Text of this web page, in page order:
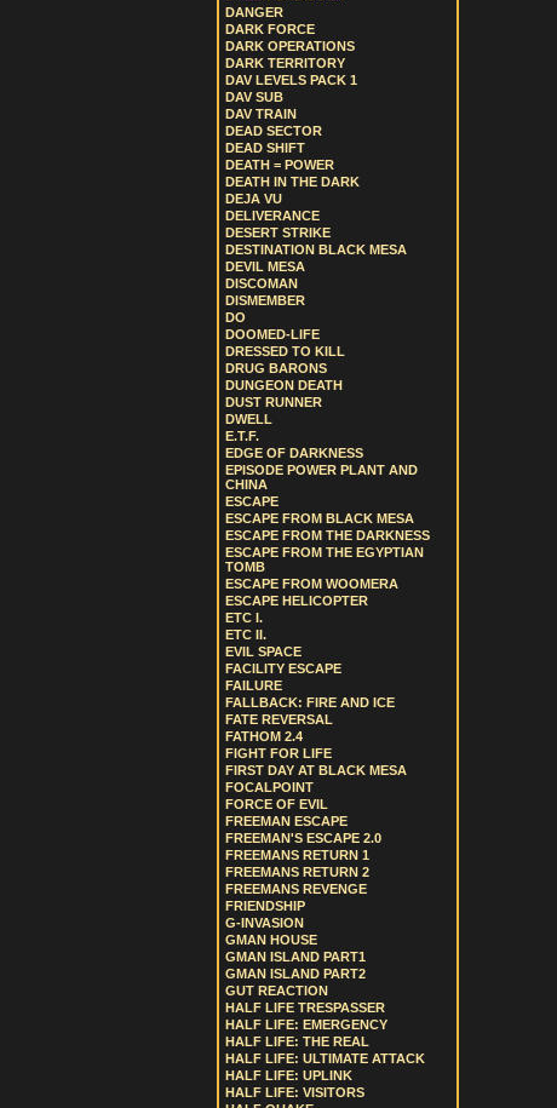
DANGER
DARK FORCE
DARK OPERATIONS
DARK TERRITORY
DAV LEVELS PACK 1
DAV SUB
DAV TRAIN
DEAD SECTOR
DEAD SHIFT
DEATH = POWER
DEATH IN THE DARK
DEJA VU
DELIVERANCE
DESERT STRIKE
DESTINATION BLACK MESA
DEVIL MESA
DISCOMAN
DISMEMBER
DO
DOOMED-LIFE
DRESSED TO KILL
DRUG BARONS
DUNGEON DEATH
DUST RUNNER
DWELL
E.T.F.
EDGE OF DARKNESS
EPISODE POWER PLANT AND
CHINA
ESCAPE
ESCAPE FROM BLACK MESA
ESCAPE FROM THE DARKNESS
ESCAPE FROM THE EGYPTIAN
TOMB
ESCAPE FROM WOOMERA
ESCAPE HELICOPTER
ETC I.
ETC II.
EVIL SPACE
FACILITY ESCAPE
FAILURE
FALLBACK: FIRE AND ICE
FATE REVERSAL
FATHOM 2.4
FIGHT FOR LIFE
FIRST DAY AT BLACK MESA
FOCALPOINT
FORCE OF EVIL
FREEMAN ESCAPE
FREEMAN'S ESCAPE 2.0
FREEMANS RETURN 1
FREEMANS RETURN 2
FREEMANS REVENGE
FRIENDSHIP
G-INVASION
GMAN HOUSE
GMAN ISLAND PART1
GMAN ISLAND PART2
GUT REACTION
HALF LIFE TRESPASSER
HALF LIFE: EMERGENCY
HALF LIFE: THE REAL
HALF LIFE: ULTIMATE ATTACK
HALF LIFE: UPLINK
HALF LIFE: VISITORS